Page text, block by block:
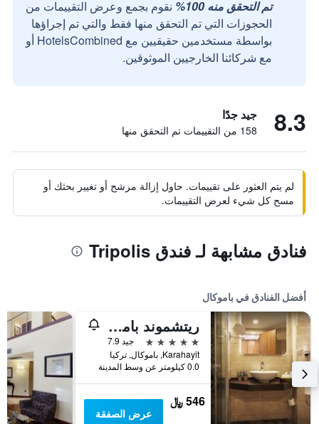
تم التحقق منه 100%
نقوم بجمع وعرض التقييمات من
الحجوزات التي تم التحقق منها فقط والتي تم إجراؤها
بواسطة مستخدمين حقيقيين مع HotelsCombined أو
مع شركائنا الخارجيين الموثوقين.
8.3 جيد جدًا
158 من التقييمات تم التحقق منها
لم يتم العثور على تقييمات. حاول إزالة مرشح أو تغيير بحثك أو
مسح كل شيء لعرض التقييمات.
فنادق مشابهة لـ فندق Tripolis
أفضل الفنادق في باموكال
ريتشموند باموكالي ترمال
5 نجوم
جيد 7.9
Karahayit, باموكال, تركيا
0.0 كيلومتر عن وسط المدينة
546 ﷼
عرض الصفقة